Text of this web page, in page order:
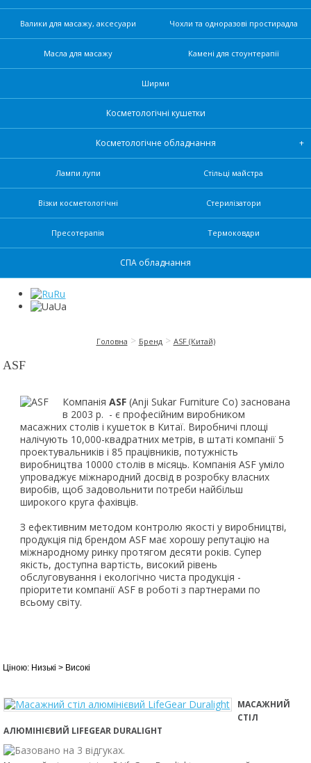
Валики для масажу, аксесуари Чохли та одноразові простирадла
Масла для масажу Камені для стоунтерапії
Ширми
Косметологічні кушетки
Косметологічне обладнання
Лампи лупи Стільці майстра
Візки косметологічні Стерилізатори
Пресотерапія Термоковдри
СПА обладнання
Ru
Ua
Головна > Бренд > ASF (Китай)
ASF
Компанія ASF (Anji Sukar Furniture Co) заснована
в 2003 р. - є професійним виробником
масажних столів і кушеток в Китаї. Виробничі площі
налічують 10,000-квадратних метрів, в штаті компанії 5
проектувальників і 85 працівників, потужність
виробництва 10000 столів в місяць. Компанія ASF уміло
упроваджує міжнародний досвід в розробку власних
виробів, щоб задовольнити потреби найбільш
широкого круга фахівців.
З ефективним методом контролю якості у виробництві,
продукція під брендом ASF має хорошу репутацію на
міжнародному ринку протягом десяти років. Супер
якість, доступна вартість, високий рівень
обслуговування і екологічно чиста продукція -
пріоритети компанії ASF в роботі з партнерами по
всьому світу.
МАСАЖНИЙ
СТІЛ
АЛЮМІНІЄВИЙ LIFEGEAR DURALIGHT